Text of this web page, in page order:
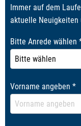
Immer auf dem
aktuelle Neuigkeiten
Bitte Anrede wählen
Vorname angeben *